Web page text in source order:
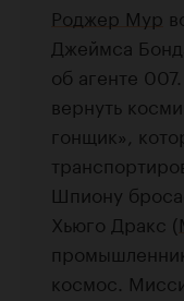
Роджер Мур
Джеймса
об агенте
вернуть
гонщик»,
Шпиону
Хьюго Дракс (
космос.